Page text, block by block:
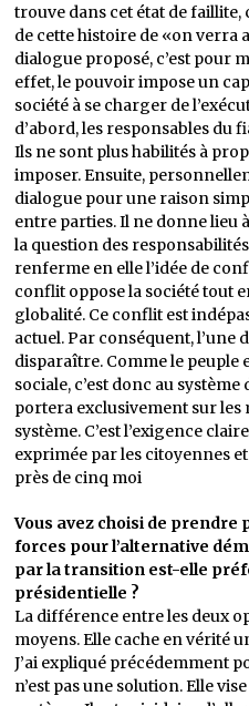
trouve dans cet état de faillite,
de cette histoire de «on verra
dialogue proposé, c’est pour
effet, le pouvoir impose un
société à se charger de
d’abord, les responsables du
Ils ne sont plus habilités à
imposer. Ensuite,
dialogue pour une raison
entre parties. Il ne donne lieu
la question des
renferme en elle l’idée de
conflit oppose la société tout
globalité. Ce conflit est
actuel. Par conséquent, l’une
disparaître. Comme le peuple
sociale, c’est donc au
portera exclusivement sur les
système. C’est l’exigence
exprimée par les citoyennes
près de cinq moi
Vous avez choisi de prendre
forces pour l’alternative
par la transition est-elle
présidentielle ?
La différence entre les deux
moyens. Elle cache en vérité
J’ai expliqué précédemment
n’est pas une solution. Elle